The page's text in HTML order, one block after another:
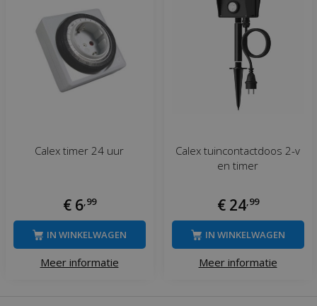
Calex timer 24 uur
€ 6,99
Meer informatie
IN WINKELWAGEN
Calex tuincontactdoos 2-v
en timer
€ 24,99
Meer informatie
IN WINKELWAGEN